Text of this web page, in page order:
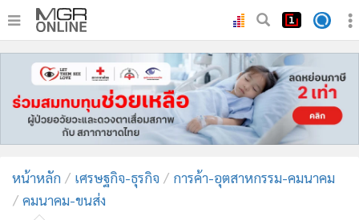
หน้าหลัก
ทันเหตุการณ์
• ภาคใต้
• บันเทิง
• ผู้จัดการรายวัน
หน้าหลัก เศรษฐกิจ-ธุรกิจ
การค้า-อุตสาหกรรม-คมนาคม
คมนาคม-ขนส่ง